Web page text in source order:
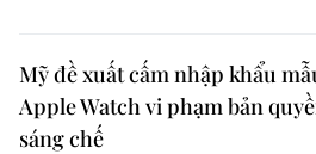
Mỹ đề xuất cấm nhập khẩu
Apple Watch vi phạm bản
sáng chế